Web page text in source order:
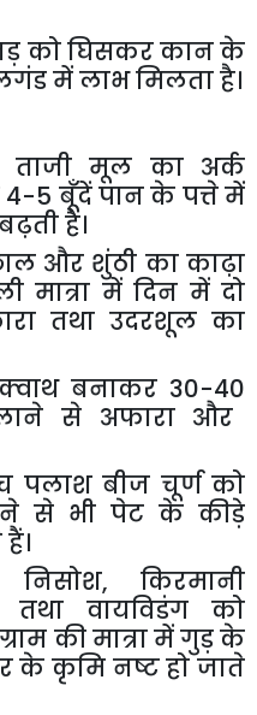
को घिसकर कान के
में लाभ मिलता है।
ताजी मूल का अर्क
4-5 बूँदें पान के पत्ते में
है।
और शुंठी का काढ़ा
मात्रा में दिन में दो
तथा उदरशूल का
बनाकर 30-40
से अफारा और
पलाश बीज चूर्ण को
से भी पेट के कीड़े
निसोश, किरमानी
तथा वायविडंग को
ग्राम की मात्रा में गुड़ के
के कृमि नष्ट हो जाते